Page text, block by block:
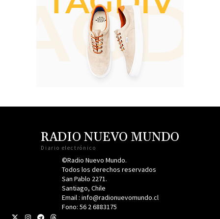
RADIO NUEVO MUNDO
Diario electrónico
©Radio Nuevo Mundo.
Todos los derechos reservados
San Pablo 2271.
Santiago, Chile
Email : info@radionuevomundo.cl
Fono: 56 2 6883175